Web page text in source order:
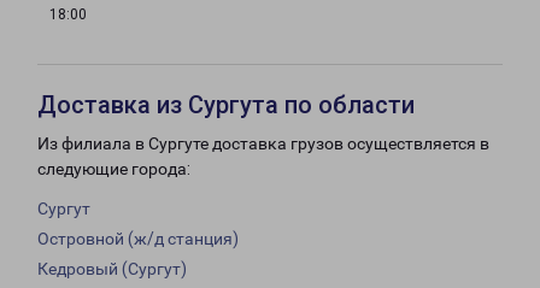
18:00
Доставка из Сургута по области
Из филиала в Сургуте доставка грузов осуществляется в
следующие города:
Сургут
Островной (ж/д станция)
Кедровый (Сургут)